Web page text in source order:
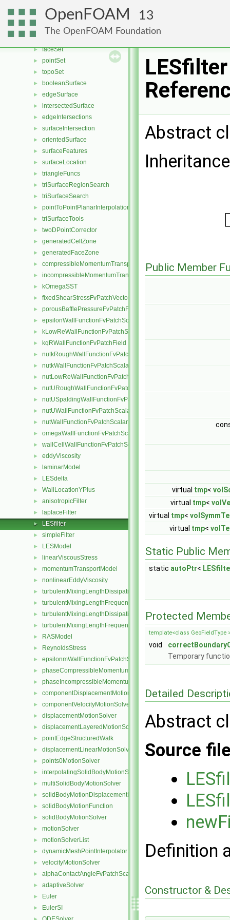
OpenFOAM 13
The OpenFOAM Foundation
► typeGlobal< searchableSurfaces::triSurface >
► tetOverlapVolume
►
► faceSet
► pointSet
► topoSet
► booleanSurface
► edgeSurface
► intersectedSurface
► edgeIntersections
► surfaceIntersection
► orientedSurface
► surfaceFeatures
► surfaceLocation
► triangleFuncs
► triSurfaceRegionSearch
► triSurfaceSearch
► pointToPointPlanarInterpolation
► triSurfaceTools
► twoDPointCorrector
► generatedCellZone
► generatedFaceZone
► compressibleMomentumTransportModel
► incompressibleMomentumTransportModel
► kOmegaSST
► fixedShearStressFvPatchVectorField
► porousBafflePressureFvPatchField
► epsilonWallFunctionFvPatchScalarField
► kLowReWallFunctionFvPatchScalarField
► kqRWallFunctionFvPatchField
► nutkRoughWallFunctionFvPatchScalarField
► nutkWallFunctionFvPatchScalarField
► nutLowReWallFunctionFvPatchScalarField
► nutURoughWallFunctionFvPatchScalarField
► nutUSpaldingWallFunctionFvPatchScalarField
► nutUWallFunctionFvPatchScalarField
► nutWallFunctionFvPatchScalarField
► omegaWallFunctionFvPatchScalarField
► wallCellWallFunctionFvPatchScalarField
► eddyViscosity
► laminarModel
► LESdelta
► WallLocationYPlus
► anisotropicFilter
► laplaceFilter
► LESfilter
► simpleFilter
► LESModel
► linearViscousStress
► momentumTransportModel
► nonlinearEddyViscosity
► turbulentMixingLengthDissipationRateFvScalarFieldSource
► turbulentMixingLengthFrequencyFvScalarFieldSource
► turbulentMixingLengthDissipationRateInletFvPatchScalarField
► turbulentMixingLengthFrequencyInletFvPatchScalarField
► RASModel
► ReynoldsStress
► epsilonmWallFunctionFvPatchScalarField
► phaseCompressibleMomentumTransportModel
► phaseIncompressibleMomentumTransportModel
► componentDisplacementMotionSolver
► componentVelocityMotionSolver
► displacementMotionSolver
► displacementLayeredMotionSolver
► pointEdgeStructuredWalk
► displacementLinearMotionSolver
► points0MotionSolver
► interpolatingSolidBodyMotionSolver
► multiSolidBodyMotionSolver
► solidBodyMotionDisplacementPointPatchVectorField
► solidBodyMotionFunction
► solidBodyMotionSolver
► motionSolver
► motionSolverList
► dynamicMeshPointInterpolator
► velocityMotionSolver
► alphaContactAngleFvPatchScalarField
► adaptiveSolver
► Euler
► EulerSI
Abstract
Public Member
virtual tmp<
virtual tmp<
virtual tmp<
virtual tmp<
Static Public
static autoPtr<
Protected
template<class GeoFieldType
void
Temporary
Detailed
Abstract
Source
Definition
Constructor &